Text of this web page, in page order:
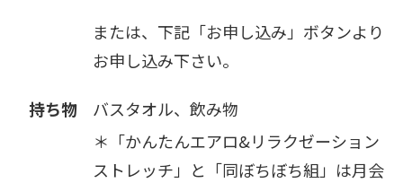
または、下記「お申し込み」ボタンより
お申し込み下さい。
持ち物 バスタオル、飲み物
＊「かんたんエアロ&リラクゼーション
ストレッチ」と「同ぼちぼち組」は月会